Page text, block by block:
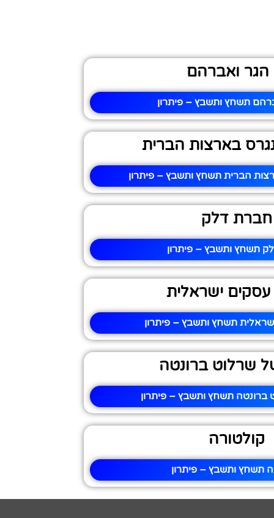
הגר ואברהם
תשחץ ותשבץ – פיתרון
בארצות הברית
הברית תשחץ ותשבץ – פיתרון
חברת דלק
תשחץ ותשבץ – פיתרון
ישראלית
תשחץ ותשבץ – פיתרון
שרלוט ברונטה
תשחץ ותשבץ – פיתרון
קולטורה
תשחץ ותשבץ – פיתרון